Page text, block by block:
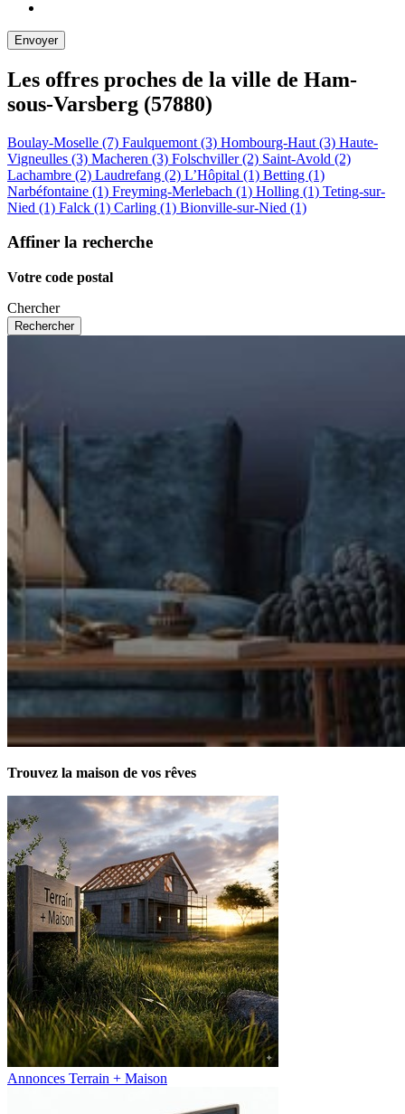
Les offres proches de la ville de Ham-
sous-Varsberg (57880)
Boulay-Moselle (7) Faulquemont (3) Hombourg-Haut (3) Haute-
Vigneulles (3) Macheren (3) Folschviller (2) Saint-Avold (2)
Lachambre (2) Laudrefang (2) L’Hôpital (1) Betting (1)
Narbéfontaine (1) Freyming-Merlebach (1) Holling (1) Teting-sur-
Nied (1) Falck (1) Carling (1) Bionville-sur-Nied (1)
Affiner la recherche
Votre code postal
Chercher
Trouvez la maison de vos rêves
Annonces Terrain + Maison